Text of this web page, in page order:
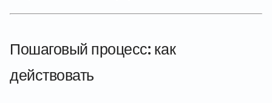
Пошаговый процесс: как
действовать